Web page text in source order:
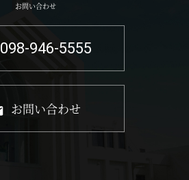
お問い合わせ
098-946-5555
お問い合わせ